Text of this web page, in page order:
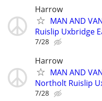
Harrow
MAN AND
Ruislip Uxbridge
7/28
Harrow
MAN AND
Northolt Ruislip
7/28